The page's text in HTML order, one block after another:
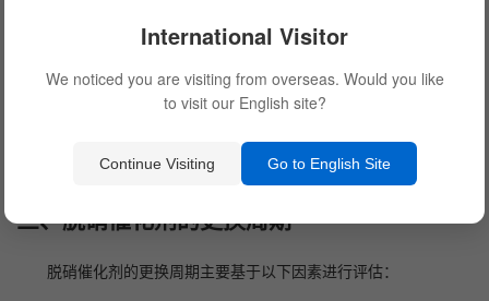
的损伤，从而使催化剂的活性急剧下降，有些污染物还会形成
难以清除的沉积物，进一步加速催化剂的消耗。
损伤和破裂：当脱硝催化剂运行在高温、高压、高负荷环境下
时，其微观结构和晶体状态可能会发生变化，导致背离设计条
件，热量传递不均等问题，即会产生较大的机械损伤和破裂。
三、脱硝催化剂的更换周期
脱硝催化剂的更换周期主要基于以下因素进行评估：
International Visitor
We noticed you are visiting from overseas. Would you like
to visit our English site?
Continue Visiting Go to English Site